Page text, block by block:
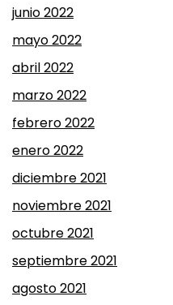
junio 2022
mayo 2022
abril 2022
marzo 2022
febrero 2022
enero 2022
diciembre 2021
noviembre 2021
octubre 2021
septiembre 2021
agosto 2021